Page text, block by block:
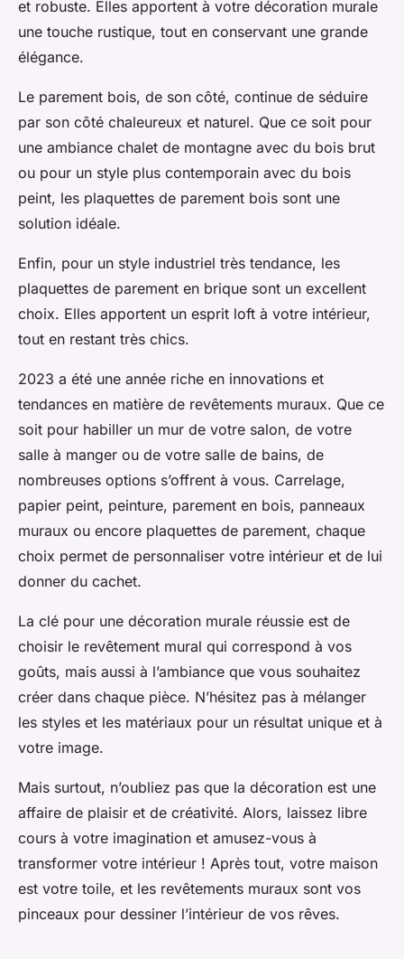
et robuste. Elles apportent à votre décoration murale
une touche rustique, tout en conservant une grande
élégance.
Le parement bois, de son côté, continue de séduire
par son côté chaleureux et naturel. Que ce soit pour
une ambiance chalet de montagne avec du bois brut
ou pour un style plus contemporain avec du bois
peint, les plaquettes de parement bois sont une
solution idéale.
Enfin, pour un style industriel très tendance, les
plaquettes de parement en brique sont un excellent
choix. Elles apportent un esprit loft à votre intérieur,
tout en restant très chics.
2023 a été une année riche en innovations et
tendances en matière de revêtements muraux. Que ce
soit pour habiller un mur de votre salon, de votre
salle à manger ou de votre salle de bains, de
nombreuses options s’offrent à vous. Carrelage,
papier peint, peinture, parement en bois, panneaux
muraux ou encore plaquettes de parement, chaque
choix permet de personnaliser votre intérieur et de lui
donner du cachet.
La clé pour une décoration murale réussie est de
choisir le revêtement mural qui correspond à vos
goûts, mais aussi à l’ambiance que vous souhaitez
créer dans chaque pièce. N’hésitez pas à mélanger
les styles et les matériaux pour un résultat unique et à
votre image.
Mais surtout, n’oubliez pas que la décoration est une
affaire de plaisir et de créativité. Alors, laissez libre
cours à votre imagination et amusez-vous à
transformer votre intérieur ! Après tout, votre maison
est votre toile, et les revêtements muraux sont vos
pinceaux pour dessiner l’intérieur de vos rêves.